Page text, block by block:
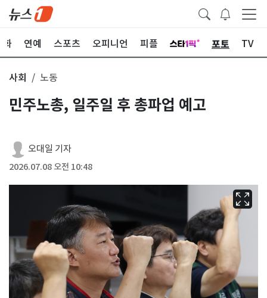
화 연예 스포츠 오피니언 피플 포토 TV
사회 노동
민주노총, 일주일 후 총파업 예고
오대일 기자
2026.07.08 오전 10:48